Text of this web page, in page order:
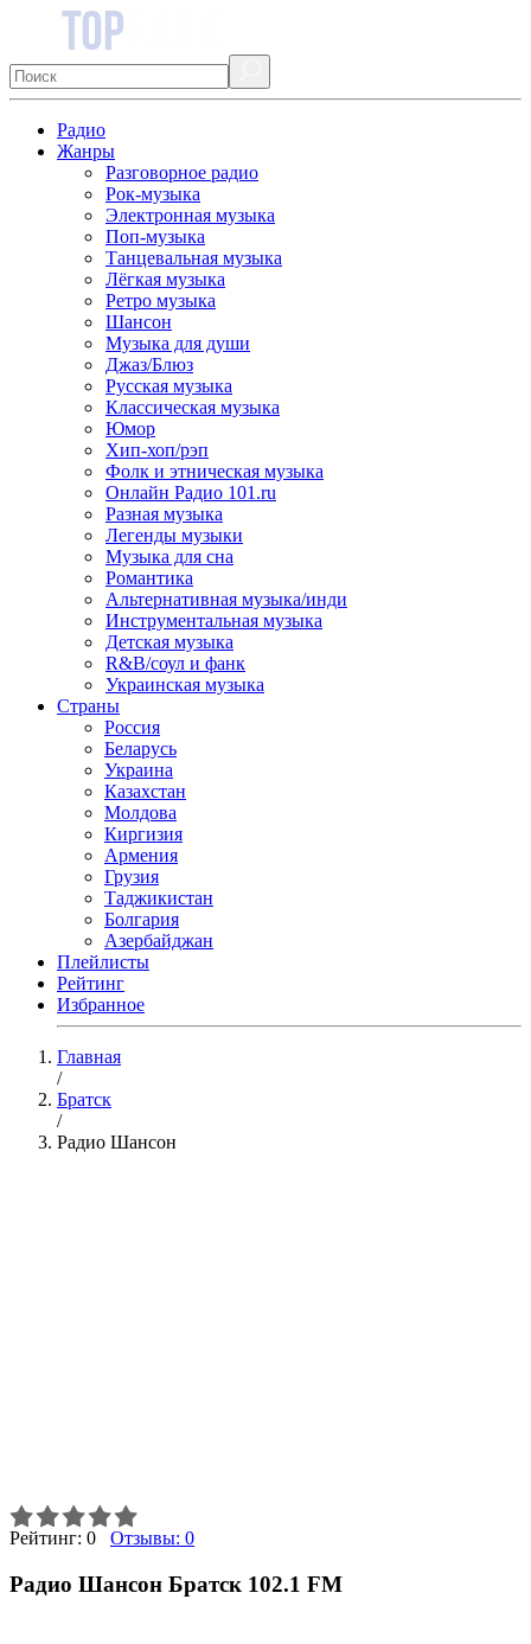
Радио
Жанры
Разговорное радио
Рок-музыка
Электронная музыка
Поп-музыка
Танцевальная музыка
Лёгкая музыка
Ретро музыка
Шансон
Музыка для души
Джаз/Блюз
Русская музыка
Классическая музыка
Юмор
Хип-хоп/рэп
Фолк и этническая музыка
Онлайн Радио 101.ru
Разная музыка
Легенды музыки
Музыка для сна
Романтика
Альтернативная музыка/инди
Инструментальная музыка
Детская музыка
R&B/cоул и фанк
Украинская музыка
Страны
Россия
Беларусь
Украина
Казахстан
Молдова
Киргизия
Армения
Грузия
Таджикистан
Болгария
Азербайджан
Плейлисты
Рейтинг
Избранное
Главная
/
Братск
/
Радио Шансон
Рейтинг: 0 Отзывы: 0
Радио Шансон Братск 102.1 FM